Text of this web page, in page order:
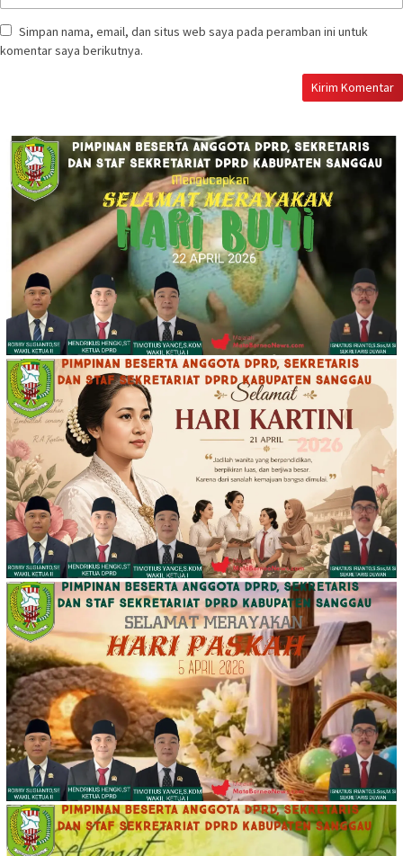
Simpan nama, email, dan situs web saya pada peramban ini untuk
komentar saya berikutnya.